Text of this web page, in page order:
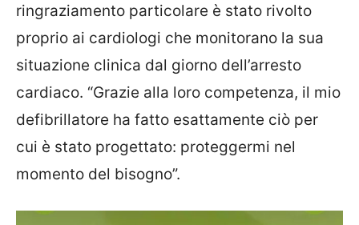
ringraziamento particolare è stato rivolto
proprio ai cardiologi che monitorano la sua
situazione clinica dal giorno dell’arresto
cardiaco. “Grazie alla loro competenza, il mio
defibrillatore ha fatto esattamente ciò per
cui è stato progettato: proteggermi nel
momento del bisogno”.